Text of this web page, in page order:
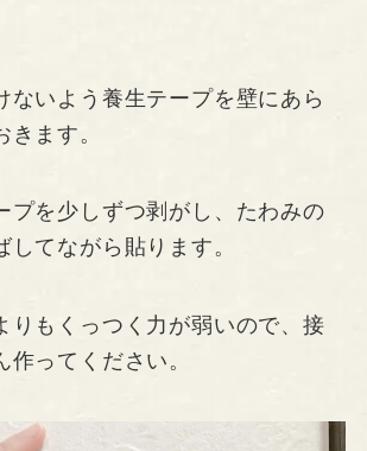
ないよう養生テープを壁にあら
ます。
プを少しずつ剥がし、たわみの
してながら貼ります。
りもくっつく力が弱いので、接
ってください。